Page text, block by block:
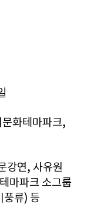
화테마파크,
강연, 사유원
마파크 소그룹
풍류) 등